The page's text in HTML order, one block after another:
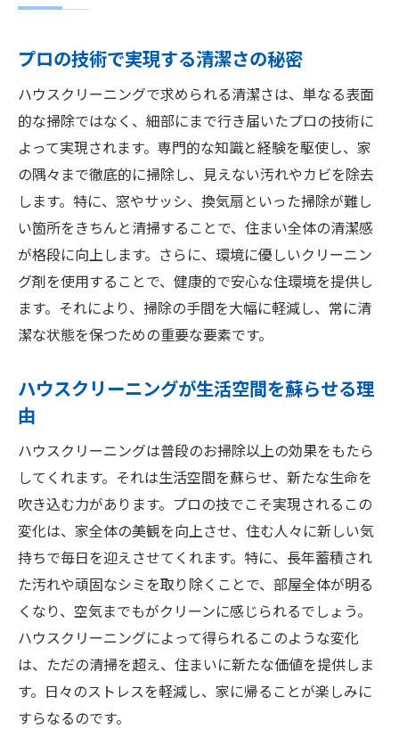
ハウスクリーニングで訪問者に好印象を与
住まいを新品同様にするハウスクリーニングの
秘訣
プロが教える効率的な掃除方法
見落としがちな場所をきれいにするコツ
新品のような住まいを維持するための秘訣
プロの愛用するクリーニングツール
エコフレンドリーな掃除方法の紹介
ハウスクリーニングで家具も一新
細部まで行き届いたハウスクリーニングで生活
空間を一新
細部の掃除が生活空間に与える影響
クリーニングで得られる長期的なメリット
プロの手による全体的な美観の向上
小さな清掃がもたらす大きな効果
ハウスクリーニングで住まいの価値を最大化す
る方法
定期的なクリーニングが不動産価値を保つ
理由
住まいの価値アップに繋がる掃除のポイン
ト
プロが教える資産保護のための掃除法
プロの技術で実現する清潔さの秘密
ハウスクリーニングで求められる清潔さは、単なる表面
的な掃除ではなく、細部にまで行き届いたプロの技術に
よって実現されます。専門的な知識と経験を駆使し、家
の隅々まで徹底的に掃除し、見えない汚れやカビを除去
します。特に、窓やサッシ、換気扇といった掃除が難し
い箇所をきちんと清掃することで、住まい全体の清潔感
が格段に向上します。さらに、環境に優しいクリーニン
グ剤を使用することで、健康的で安心な住環境を提供し
ます。それにより、掃除の手間を大幅に軽減し、常に清
潔な状態を保つための重要な要素です。
ハウスクリーニングが生活空間を蘇らせる理
由
ハウスクリーニングは普段のお掃除以上の効果をもたら
してくれます。それは生活空間を蘇らせ、新たな生命を
吹き込む力があります。プロの技でこそ実現されるこの
変化は、家全体の美観を向上させ、住む人々に新しい気
持ちで毎日を迎えさせてくれます。特に、長年蓄積され
た汚れや頑固なシミを取り除くことで、部屋全体が明る
くなり、空気までもがクリーンに感じられるでしょう。
ハウスクリーニングによって得られるこのような変化
は、ただの清掃を超え、住まいに新たな価値を提供しま
す。日々のストレスを軽減し、家に帰ることが楽しみに
すらなるのです。